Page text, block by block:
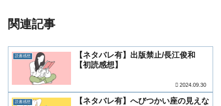
関連記事
読書感想
【ネタバレ有】出版禁止/長江俊和
【初読感想】
2024.09.30
読書感想
【ネタバレ有】へびつかい座の見えな